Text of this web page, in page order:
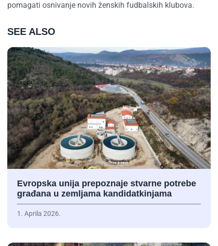
pomagati osnivanje novih ženskih fudbalskih klubova.
SEE ALSO
Evropska unija prepoznaje stvarne potrebe
građana u zemljama kandidatkinjama
1. Aprila 2026.